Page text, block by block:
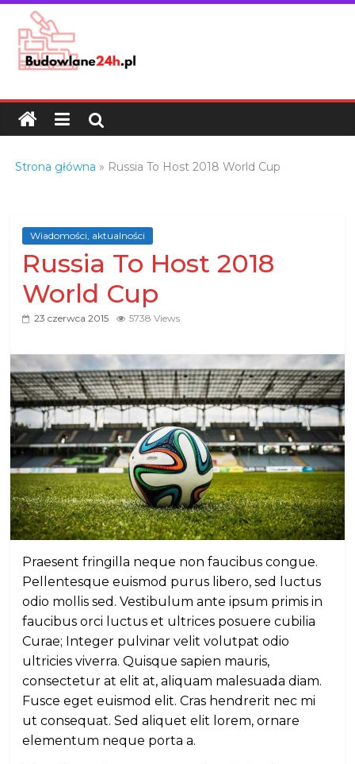
Skip
content
Budowlane24h.pl
portal
budowlany
branży
budowlanej
Strona główna » Russia To Host 2018 World Cup
Wiadomości, aktualności
Russia To Host 2018
World Cup
23 czerwca 2015 5738 Views
Praesent fringilla neque non faucibus congue.
Pellentesque euismod purus libero, sed luctus
odio mollis sed. Vestibulum ante ipsum primis in
faucibus orci luctus et ultrices posuere cubilia
Curae; Integer pulvinar velit volutpat odio
ultricies viverra. Quisque sapien mauris,
consectetur at elit at, aliquam malesuada diam.
Fusce eget euismod elit. Cras hendrerit nec mi
ut consequat. Sed aliquet elit lorem, ornare
elementum neque porta a.